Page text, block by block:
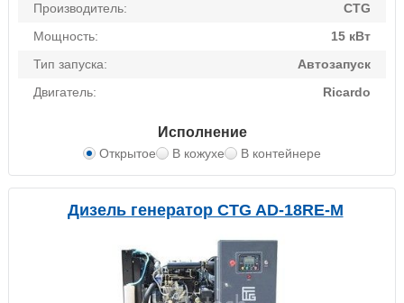
Производитель:
CTG
Мощность:
15 кВт
Тип запуска:
Автозапуск
Двигатель:
Ricardo
Исполнение
Открытое В кожухе В контейнере
Дизель генератор CTG AD-18RE-M